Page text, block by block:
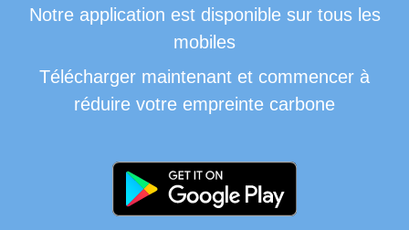
Notre application est disponible sur tous les
mobiles
Télécharger maintenant et commencer à
réduire votre empreinte carbone